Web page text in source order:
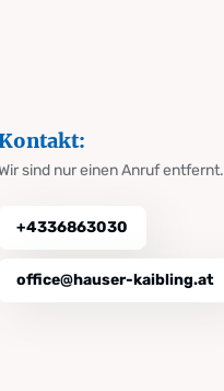
sind nur einen Anruf entfernt.
+4336863030
office@hauser-kaibling.at